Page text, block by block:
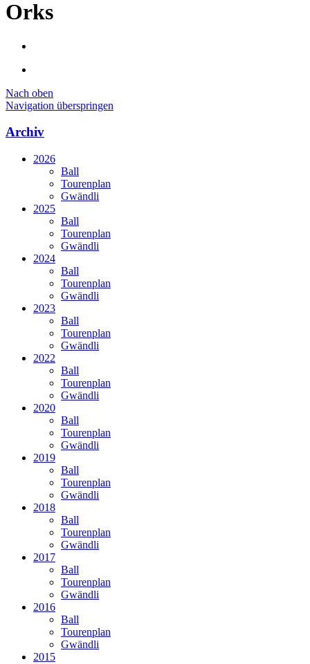
Orks
Nach oben
Navigation überspringen
Archiv
2026
Ball
Tourenplan
Gwändli
2025
Ball
Tourenplan
Gwändli
2024
Ball
Tourenplan
Gwändli
2023
Ball
Tourenplan
Gwändli
2022
Ball
Tourenplan
Gwändli
2020
Ball
Tourenplan
Gwändli
2019
Ball
Tourenplan
Gwändli
2018
Ball
Tourenplan
Gwändli
2017
Ball
Tourenplan
Gwändli
2016
Ball
Tourenplan
Gwändli
2015